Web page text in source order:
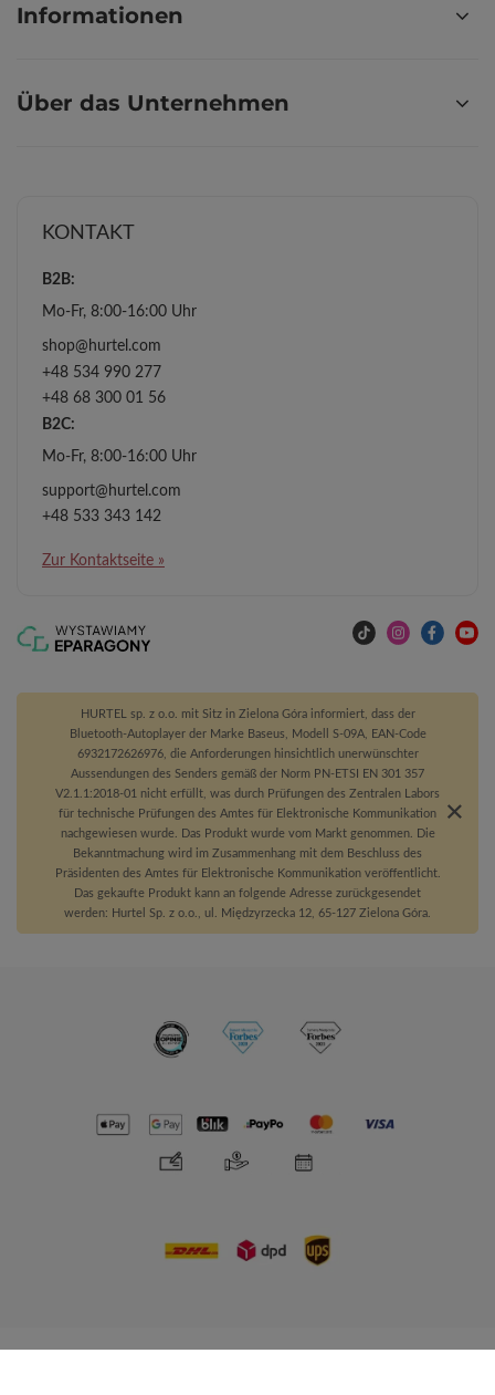
Informationen
Über das Unternehmen
KONTAKT
B2B:
Mo-Fr, 8:00-16:00 Uhr
shop@hurtel.com
+48 534 990 277
+48 68 300 01 56
B2C:
Mo-Fr, 8:00-16:00 Uhr
support@hurtel.com
+48 533 343 142
Zur Kontaktseite »
HURTEL sp. z o.o. mit Sitz in Zielona Góra informiert, dass der
Bluetooth-Autoplayer der Marke Baseus, Modell S-09A, EAN-Code
6932172626976, die Anforderungen hinsichtlich unerwünschter
Aussendungen des Senders gemäß der Norm PN-ETSI EN 301 357
V2.1.1:2018-01 nicht erfüllt, was durch Prüfungen des Zentralen Labors
für technische Prüfungen des Amtes für Elektronische Kommunikation
nachgewiesen wurde. Das Produkt wurde vom Markt genommen. Die
Bekanntmachung wird im Zusammenhang mit dem Beschluss des
Präsidenten des Amtes für Elektronische Kommunikation veröffentlicht.
Das gekaufte Produkt kann an folgende Adresse zurückgesendet
werden: Hurtel Sp. z o.o., ul. Międzyrzecka 12, 65-127 Zielona Góra.